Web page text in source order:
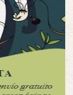
Una película normalita, nada del otro mun …